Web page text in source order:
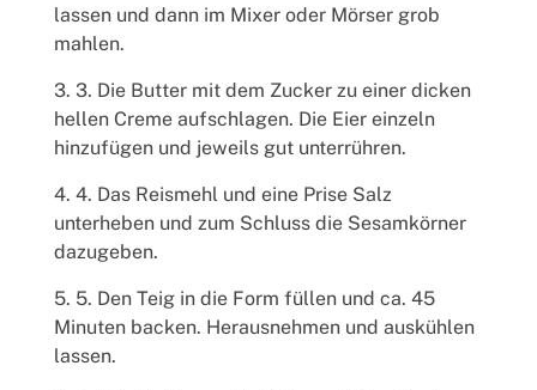
lassen und dann im Mixer oder Mörser grob
mahlen.
3. Die Butter mit dem Zucker zu einer dicken
hellen Creme aufschlagen. Die Eier einzeln
hinzufügen und jeweils gut unterrühren.
4. Das Reismehl und eine Prise Salz
unterheben und zum Schluss die Sesamkörner
dazugeben.
5. Den Teig in die Form füllen und ca. 45
Minuten backen. Herausnehmen und auskühlen
lassen.